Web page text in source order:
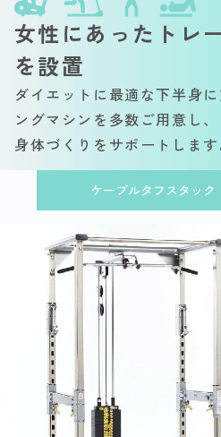
女性にあったトレ
を設置
ダイエットに最適な下半身
ングマシンを多数ご用意し
身体づくりをサポートします
ケーブルタフスタック